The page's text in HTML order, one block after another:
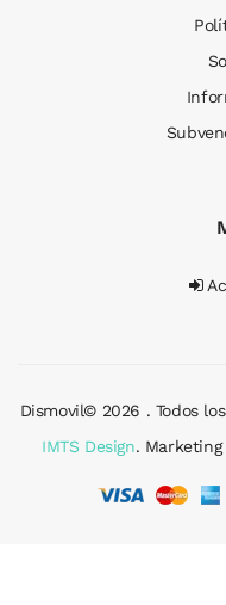
Dismovil© 2026 . Todos
IMTS Design.